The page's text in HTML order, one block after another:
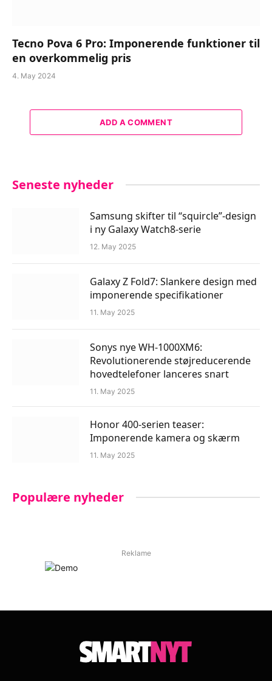
Tecno Pova 6 Pro: Imponerende funktioner til
en overkommelig pris
4. May 2024
ADD A COMMENT
Seneste nyheder
Samsung skifter til “squircle”-design
i ny Galaxy Watch8-serie
12. May 2025
Galaxy Z Fold7: Slankere design med
imponerende specifikationer
11. May 2025
Sonys nye WH-1000XM6:
Revolutionerende støjreducerende
hovedtelefoner lanceres snart
11. May 2025
Honor 400-serien teaser:
Imponerende kamera og skærm
11. May 2025
Populære nyheder
Reklame